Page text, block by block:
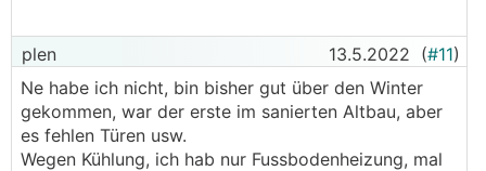
plen 13.5.2022 (#11)
Ne habe ich nicht, bin bisher gut über den Winter
gekommen, war der erste im sanierten Altbau, aber
es fehlen Türen usw.
Wegen Kühlung, ich hab nur Fussbodenheizung, mal